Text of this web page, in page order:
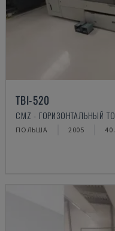
TBI-520
CMZ - ГОРИЗОНТАЛЬНЫЙ
ПОЛЬША 2005